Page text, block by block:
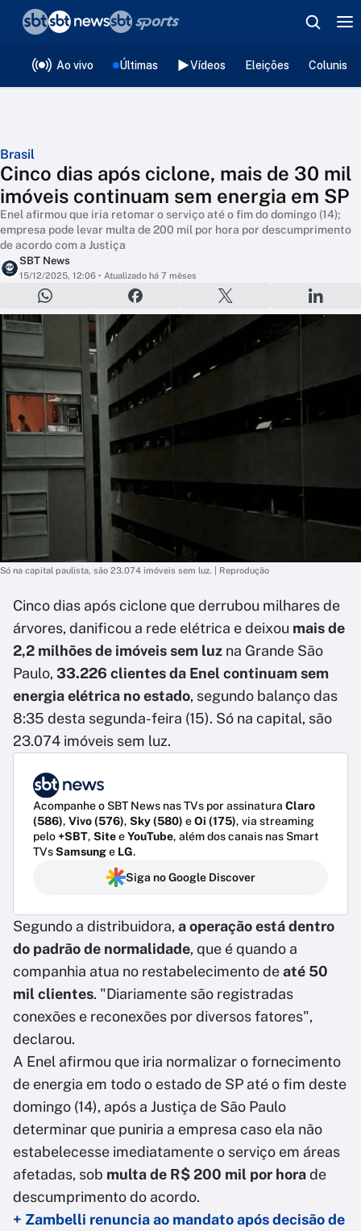
Ao vivo Últimas Vídeos Eleições
Brasil
Cinco dias após ciclone, mais de 30 mil
imóveis continuam sem energia em SP
Enel afirmou que iria retomar o serviço até o fim do domingo (14);
empresa pode levar multa de 200 mil por hora por descumprimento
de acordo com a Justiça
SBT News
15/12/2025, 12:06 • Atualizado há 7 mêses
Só na capital paulista, são 23.074 imóveis sem luz. | Reprodução
Cinco dias após ciclone que derrubou milhares de
árvores, danificou a rede elétrica e deixou mais de
2,2 milhões de imóveis sem luz na Grande São
Paulo, 33.226 clientes da Enel continuam sem
energia elétrica no estado, segundo balanço das
8:35 desta segunda-feira (15). Só na capital, são
23.074 imóveis sem luz.
Acompanhe o SBT News nas TVs por assinatura Claro
(586), Vivo (576), Sky (580) eOi (175), via streaming
pelo+SBT, SiteeYouTube, além dos canais nas Smart
TVsSamsunge LG.
Siga no Google Discover
Segundo a distribuidora, a operação está dentro
do padrão de normalidade, que é quando a
companhia atua no restabelecimento deaté 50
mil clientes. "Diariamente são registradas
conexões e reconexões por diversos fatores",
declarou.
A Enel afirmou que iria normalizar o fornecimento
de energia em todo o estado de SP até o fim deste
domingo (14), após a Justiça de São Paulo
determinar que puniria a empresa caso ela não
estabelecesse imediatamente o serviço em áreas
afetadas, sob multa de R$ 200 mil por horade
descumprimento do acordo.
+ Zambelli renuncia ao mandato após decisão de
❮voltar
Editorias